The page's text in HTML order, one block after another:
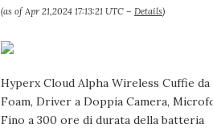
(as of Apr 21,2024 17:13:21 UTC – Details)
Hyperx Cloud Alpha Wireless Cuffie
Foam, Driver a Doppia Camera,
Fino a 300 ore di durata della batteria